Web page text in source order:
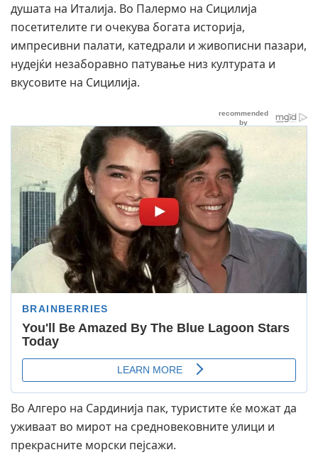
душата на Италија. Во Палермо на Сицилија
посетителите ги очекува богата историја,
импресивни палати, катедрали и живописни пазари,
нудејќи незаборавно патување низ културата и
вкусовите на Сицилија.
Во Алгеро на Сардинија пак, туристите ќе можат да
уживаат во мирот на средновековните улици и
прекрасните морски пејсажи.